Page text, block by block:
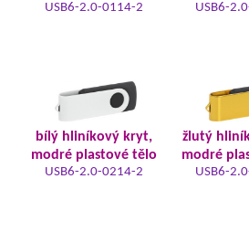
USB6-2.0-0114-2 USB6-
bílý hliníkový kryt,
modré plastové tělo
USB6-2.0-0214-2
žlutý
modré
USB6-